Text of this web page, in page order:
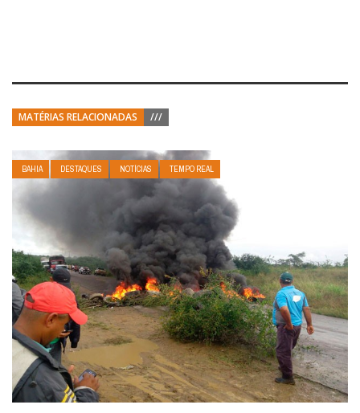
MATÉRIAS RELACIONADAS ///
BAHIA DESTAQUES NOTÍCIAS TEMPO REAL